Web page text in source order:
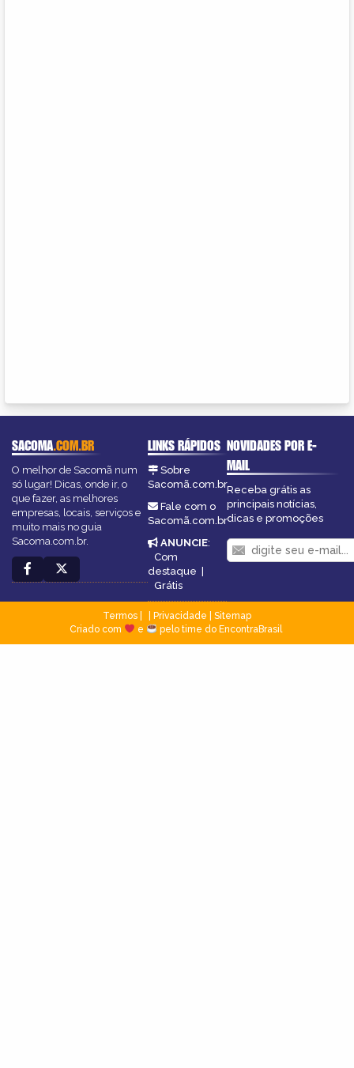
SACOMA.COM.BR
O melhor de Sacomã num
só lugar! Dicas, onde ir, o
que fazer, as melhores
empresas, locais, serviços e
muito mais no guia
Sacoma.com.br.
LINKS RÁPIDOS
Sobre
Sacomã.com.br
Fale com o
Sacomã.com.br
ANUNCIE:
Com
destaque |
Grátis
NOVIDADES POR E-
MAIL
Receba grátis as
principais notícias,
dicas e promoções
Termos Privacidade
Sitemap
Criado com
e pelo time do EncontraBrasil